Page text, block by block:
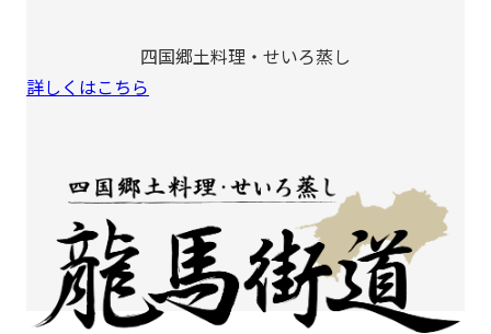
四国郷土料理・せいろ蒸し
詳しくはこちら